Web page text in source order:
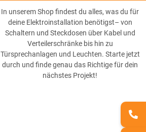
In unserem Shop findest du alles, was du für
deine Elektroinstallation benötigst– von
Schaltern und Steckdosen über Kabel und
Verteilerschränke bis hin zu
Türsprechanlagen und Leuchten. Starte jetzt
durch und finde genau das Richtige für dein
nächstes Projekt!